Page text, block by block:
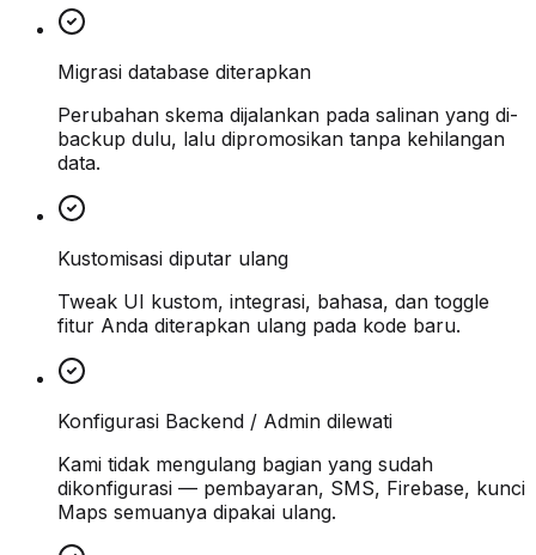
Migrasi database diterapkan
Perubahan skema dijalankan pada salinan yang di-
backup dulu, lalu dipromosikan tanpa kehilangan
data.
Kustomisasi diputar ulang
Tweak UI kustom, integrasi, bahasa, dan toggle
fitur Anda diterapkan ulang pada kode baru.
Konfigurasi Backend / Admin dilewati
Kami tidak mengulang bagian yang sudah
dikonfigurasi — pembayaran, SMS, Firebase, kunci
Maps semuanya dipakai ulang.